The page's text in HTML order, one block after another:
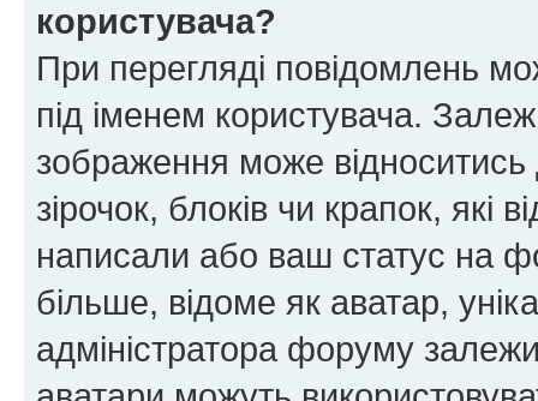
користувача?
При перегляді повідомлень
під іменем користувача.
зображення може відноситись
зірочок, блоків чи крапок, які
написали або ваш статус на
більше, відоме як аватар,
адміністратора форуму